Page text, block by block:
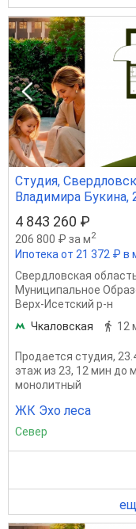
Студия,
Владимира Букина,
4 843 260 ₽
206 800 ₽ за м2
Ипотека от 21 372 ₽ в
Свердловская
Муниципальное
Верх-Исетский р-н
Чкаловская
12
Продается студия,
этаж из 23, 12 мин до
монолитный
ЖК Эхо леса
Север